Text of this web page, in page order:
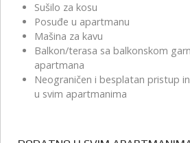
Sušilo za kosu
Posuđe u apartmanu
Mašina za kavu
Balkon/terasa sa balkonskom
apartmana
Neograničen i besplatan pristup
u svim apartmanima